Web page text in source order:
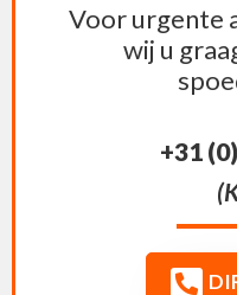
Voor urgente
wij u
+31